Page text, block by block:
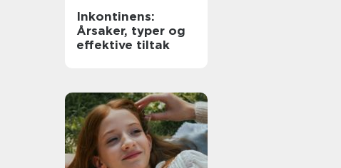
Inkontinens:
Årsaker, typer og
effektive tiltak